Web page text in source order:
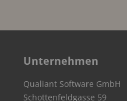
Unternehmen
Qualiant Software GmbH
Schottenfeldgasse 59